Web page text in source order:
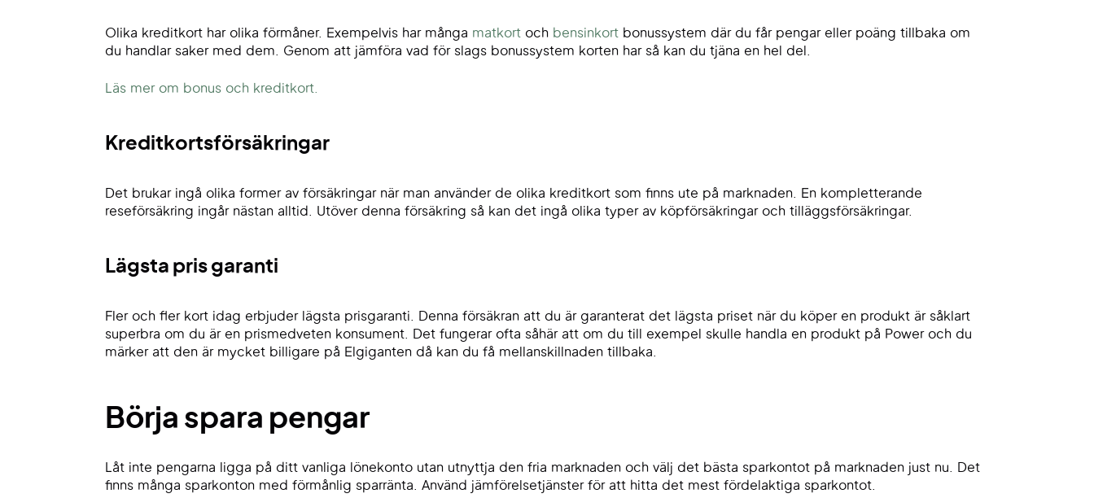
Olika kreditkort har olika förmåner. Exempelvis har många matkort och bensinkort bonussystem där du får pengar eller poäng tillbaka om
du handlar saker med dem. Genom att jämföra vad för slags bonussystem korten har så kan du tjäna en hel del.
Läs mer om bonus och kreditkort.
Kreditkortsförsäkringar
Det brukar ingå olika former av försäkringar när man använder de olika kreditkort som finns ute på marknaden. En kompletterande
reseförsäkring ingår nästan alltid. Utöver denna försäkring så kan det ingå olika typer av köpförsäkringar och tilläggsförsäkringar.
Lägsta pris garanti
Fler och fler kort idag erbjuder lägsta prisgaranti. Denna försäkran att du är garanterat det lägsta priset när du köper en produkt är såklart
superbra om du är en prismedveten konsument. Det fungerar ofta såhär att om du till exempel skulle handla en produkt på Power och du
märker att den är mycket billigare på Elgiganten då kan du få mellanskillnaden tillbaka.
Börja spara pengar
Låt inte pengarna ligga på ditt vanliga lönekonto utan utnyttja den fria marknaden och välj det bästa sparkontot på marknaden just nu. Det
finns många sparkonton med förmånlig sparränta. Använd jämförelsetjänster för att hitta det mest fördelaktiga sparkontot.